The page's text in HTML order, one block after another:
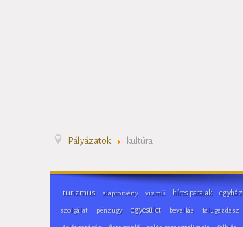
Pályázatok kultúra
turizmus alaptörvény vízmű híres pataiak egyház
szolgálat pénzügy egyesület bevallás falugazdász